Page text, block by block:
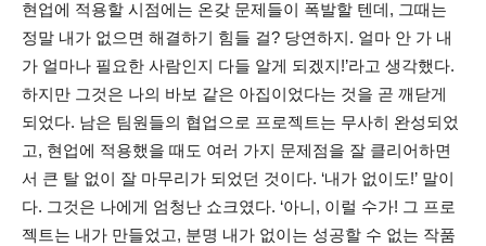
현업에 적용할 시점에는 온갖 문제들이 폭발할 텐데, 그때는
정말 내가 없으면 해결하기 힘들 걸? 당연하지. 얼마 안 가 내
가 얼마나 필요한 사람인지 다들 알게 되겠지!’라고 생각했다.
하지만 그것은 나의 바보 같은 아집이었다는 것을 곧 깨닫게
되었다. 남은 팀원들의 협업으로 프로젝트는 무사히 완성되었
고, 현업에 적용했을 때도 여러 가지 문제점을 잘 클리어하면
서 큰 탈 없이 잘 마무리가 되었던 것이다. ‘내가 없이도!’ 말이
다. 그것은 나에게 엄청난 쇼크였다. ‘아니, 이럴 수가! 그 프로
젝트는 내가 만들었고, 분명 내가 없이는 성공할 수 없는 작품